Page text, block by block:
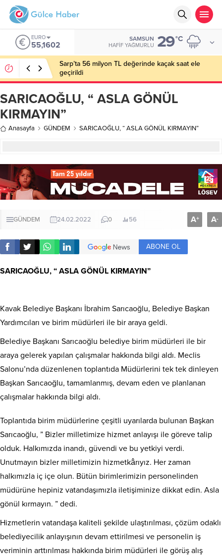
EURO
55,1602
SAMSUN
HAFIF YAĞMURLU 29°C
Sarp’ta 56 milyon TL değerinde kaçak saat ele
geçirildi
SARICAOĞLU, “ ASLA GÖNÜL
KIRMAYIN”
Anasayfa GÜNDEM SARICAOĞLU, “ ASLA GÖNÜL KIRMAYIN”
GÜNDEM 24.02.2022 0 56 A+ A-
ABONE OL
SARICAOĞLU, “ ASLA GÖNÜL KIRMAYIN”
Kavak Belediye Başkanı İbrahim Sarıcaoğlu, Belediye Başkan
Yardımcıları ve birim müdürleri ile bir araya geldi.
Belediye Başkanı Sarıcaoğlu belediye birim müdürleri ile bir
araya gelerek yapılan çalışmalar hakkında bilgi aldı. Meclis
Salonu’nda düzenlenen toplantıda Müdürlerini tek tek dinleyen
Başkan Sarıcaoğlu, tamamlanmış, devam eden ve planlanan
çalışmalar hakkında bilgi aldı.
Toplantıda birim müdürlerine çeşitli uyarılarda bulunan Başkan
Sarıcaoğlu, ” Bizler milletimize hizmet anlayışı ile göreve talip
olduk. Halkımızda inandı, güvendi ve bu yetkiyi verdi.
Unutmayın bizler milletimizin hizmetkârıyız. Her zaman
halkımızla iç içe olun. Bütün birimlerimizin personelinden
müdürüne hepiniz vatandaşımızla iletişiminize dikkat edin. Asla
gönül kırmayın. ” dedi.
Hizmetlerin vatandaşa kaliteli şekilde ulaştırılması, çözüm odaklı
belediyecilik anlayışının devam ettirilmesi ve personelin iş
veriminin arttırılması hakkında birim müdürleri ile görüş alış